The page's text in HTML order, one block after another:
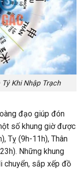
Khi Nhập Trạch
đạo giúp đón
số khung giờ được
Tỵ (9h-11h), Thân
Những khung
chuyển, sắp xếp đồ